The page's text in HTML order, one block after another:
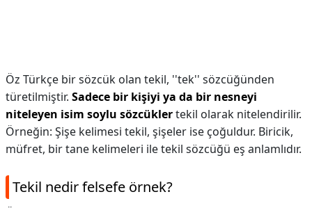
Öz Türkçe bir sözcük olan tekil, ''tek'' sözcüğünden
türetilmiştir. Sadece bir kişiyi ya da bir nesneyi
niteleyen isim soylu sözcüklertekil olarak nitelendirilir.
Örneğin: Şişe kelimesi tekil, şişeler ise çoğuldur. Biricik,
müfret, bir tane kelimeleri ile tekil sözcüğü eş anlamlıdır.
Tekil nedir felsefe örnek?